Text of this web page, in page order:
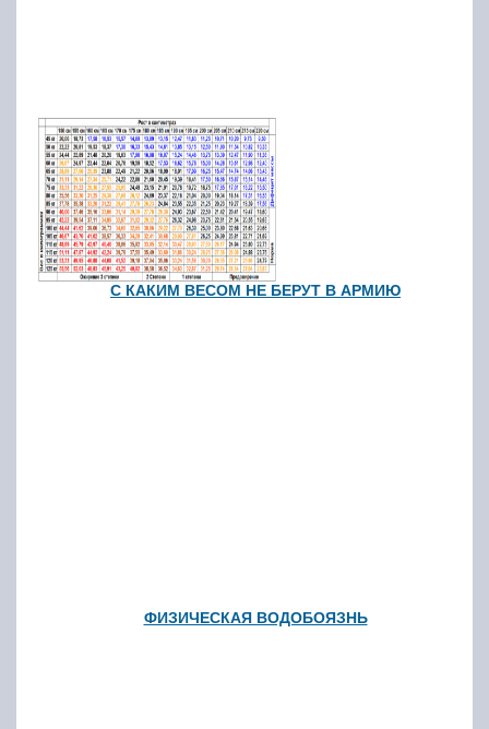
С КАКИМ ВЕСОМ НЕ БЕРУТ В АРМИЮ
ФИЗИЧЕСКАЯ ВОДОБОЯЗНЬ